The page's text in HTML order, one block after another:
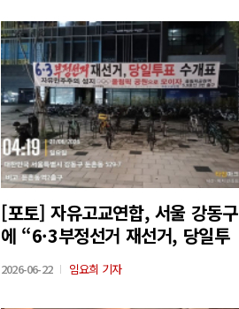
[포토] 자유고교연합, 서울 강동구
에 “6·3부정선거 재선거, 당일투
표 수개표” 현수막 설치
2026-06-22 임요희 기자